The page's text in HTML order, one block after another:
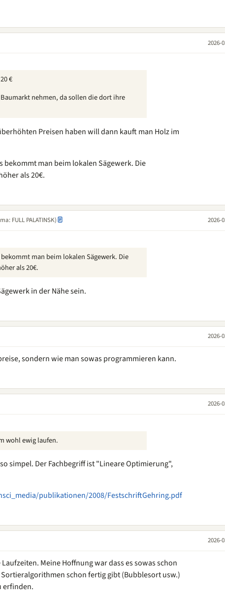
2026-
€
nehmen, da sollen die dort ihre
Preisen haben will dann kauft man Holz im
bekommt man beim lokalen Sägewerk. Die
als 20€.
FULL PALATINSK) 2026-
man beim lokalen Sägewerk. Die
als 20€.
in der Nähe sein.
2026-
sondern wie man sowas programmieren kann.
2026-
wohl ewig laufen.
simpel. Der Fachbegriff ist "Lineare Optimierung",
publikationen/2008/FestschriftGehring.pdf
2026-
Meine Hoffnung war dass es sowas schon
schon fertig gibt (Bubblesort usw.)
erfinden.